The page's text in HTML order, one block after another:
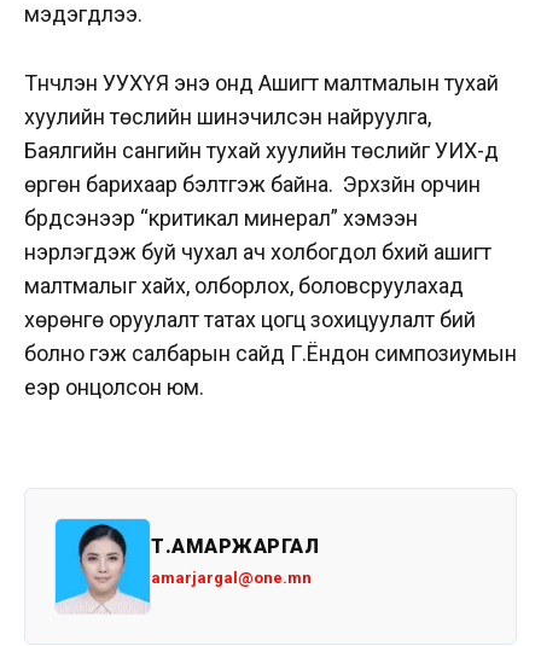
мэдэгдлээ.
Түүнчлэн УУХҮЯ энэ онд Ашигт малтмалын тухай
хуулийн төслийн шинэчилсэн найруулга,
Баялгийн сангийн тухай хуулийн төслийг УИХ-д
өргөн барихаар бэлтгэж байна. Эрхзүйн орчин
бүрдсэнээр “критикал минерал” хэмээн
нэрлэгдэж буй чухал ач холбогдол бүхий ашигт
малтмалыг хайх, олборлох, боловсруулахад
хөрөнгө оруулалт татах цогц зохицуулалт бий
болно гэж салбарын сайд Г.Ёндон симпозиумын
үеэр онцолсон юм.
Т.АМАРЖАРГАЛ
amarjargal@one.mn